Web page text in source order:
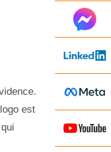
est